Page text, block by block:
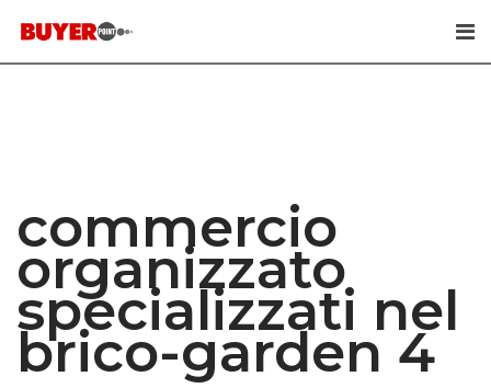
to
commercio
organizzato
specializzati nel
brico-garden 4